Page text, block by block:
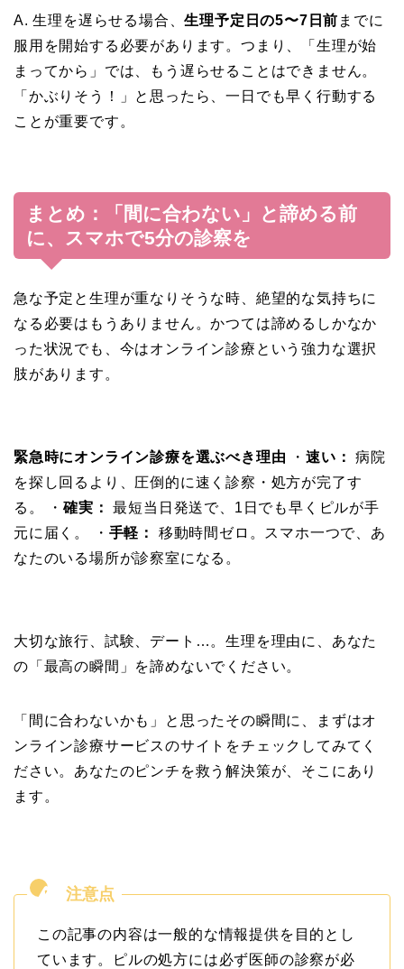
A. 生理を遅らせる場合、生理予定日の5〜7日前 までに
服用を開始する必要があります。つまり、「生理が始
まってから」では、もう遅らせることはできません。
「かぶりそう！」と思ったら、一日でも早く行動する
ことが重要です。
まとめ：「間に合わない」と諦める前
に、スマホで5分の診察を
急な予定と生理が重なりそうな時、絶望的な気持ちに
なる必要はもうありません。かつては諦めるしかなか
った状況でも、今はオンライン診療という強力な選択
肢があります。
緊急時にオンライン診療を選ぶべき理由 ・速い：
病院
を探し回るより、圧倒的に速く診察・処方が完了す
る。 ・確実：
最短当日発送で、1日でも早くピルが手
元に届く。 ・ 手軽：
移動時間ゼロ。スマホ一つで、あ
なたのいる場所が診察室になる。
大切な旅行、試験、デート…。生理を理由に、あなた
の「最高の瞬間」を諦めないでください。
「間に合わないかも」と思ったその瞬間に、まずはオ
ンライン診療サービスのサイトをチェックしてみてく
ださい。あなたのピンチを救う解決策が、そこにあり
ます。
この記事の内容は一般的な情報提供を目的とし
ています。ピルの処方には必ず医師の診察が必